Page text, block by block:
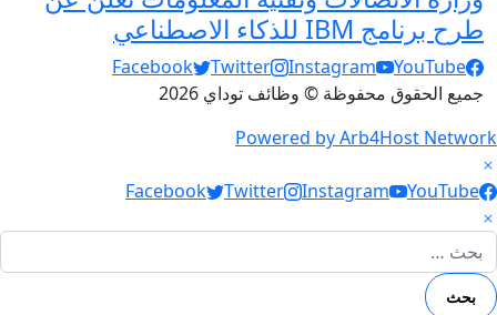
طرح برنامج IBM للذكاء الاصطناعي
Social Links
Facebook Twitter Instagram
YouTube
جميع الحقوق محفوظة © وظائف توداي 2026
Powered by Arb4Host Network
Social Links
Facebook Twitter Instagram YouTube
البحث عن: